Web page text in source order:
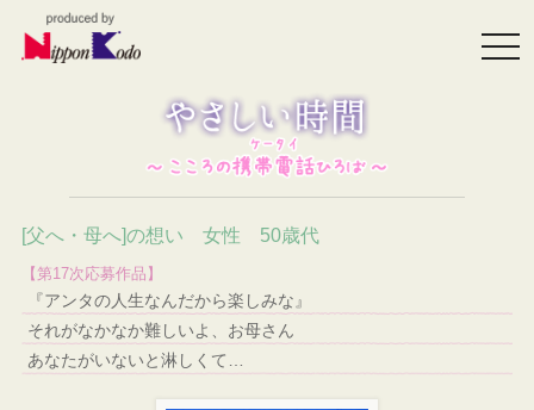
[父へ・母へ]の想い 女性 50歳代
【第17次応募作品】
『アンタの人生なんだから楽しみな』
それがなかなか難しいよ、お母さん
あなたがいないと淋しくて…